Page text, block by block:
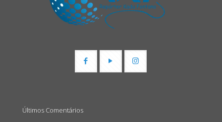
Últimos Comentários